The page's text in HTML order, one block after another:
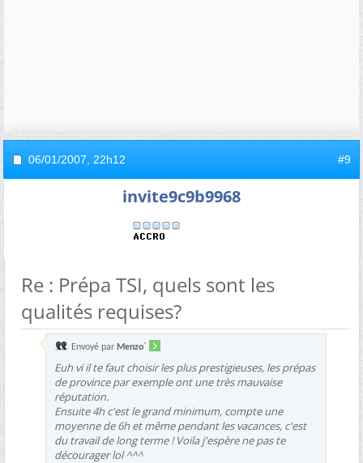
06/01/2007, 22h12 #9
invite9c9b9968
Re : Prépa TSI, quels sont les
qualités requises?
Envoyé par Menzo`
Euh vi il te faut choisir les plus prestigieuses, les prépas
de province par exemple ont une très mauvaise
réputation.
Ensuite 4h c'est le grand minimum, compte une
moyenne de 6h et même pendant les vacances, c'est
du travail de long terme ! Voila j'espère ne pas te
décourager lol ^^^